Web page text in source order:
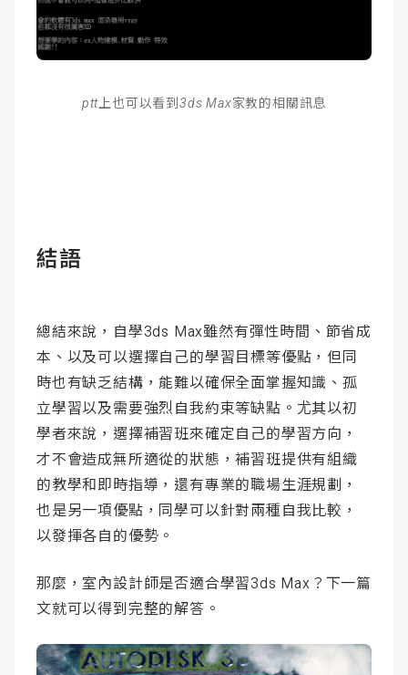
ptt上也可以看到3ds Max家教的相關訊息
結語
總結來說，自學3ds Max雖然有彈性時間、節省成
本、以及可以選擇自己的學習目標等優點，但同
時也有缺乏結構，能難以確保全面掌握知識、孤
立學習以及需要強烈自我約束等缺點。尤其以初
學者來說，選擇補習班來確定自己的學習方向，
才不會造成無所適從的狀態，補習班提供有組織
的教學和即時指導，還有專業的職場生涯規劃，
也是另一項優點，同學可以針對兩種自我比較，
以發揮各自的優勢。
那麼，室內設計師是否適合學習3ds Max？下一篇
文就可以得到完整的解答。